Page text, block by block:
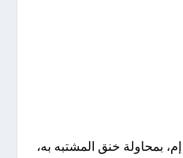
بمحاولة خنق المشتبه به،